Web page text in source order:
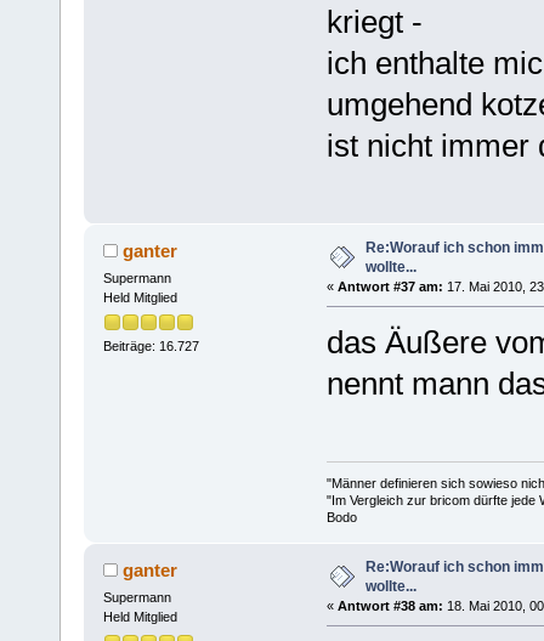
kriegt -
ich enthalte
umgehend
ist nicht immer
ganter
Supermann
Held Mitglied
Beiträge: 16.727
Re:Worauf ich schon
wollte...
« Antwort #37 am: 17. Mai 2010,
das Äußere
nennt mann
"Männer definieren sich sowieso
"Im Vergleich zur bricom dürfte jede
Bodo
ganter
Supermann
Held Mitglied
Re:Worauf ich schon
wollte...
« Antwort #38 am: 18. Mai 2010,